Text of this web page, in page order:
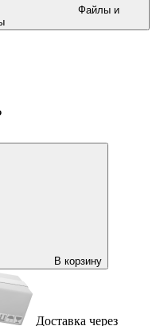
В корзину
Доставка через